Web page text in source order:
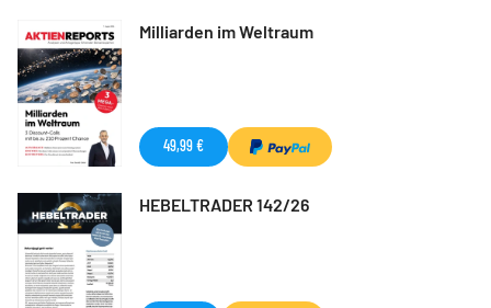
Milliarden im Weltraum
49,99 €
HEBELTRADER 142/26